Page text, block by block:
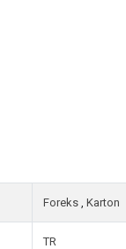
Foreks , Karton
TR